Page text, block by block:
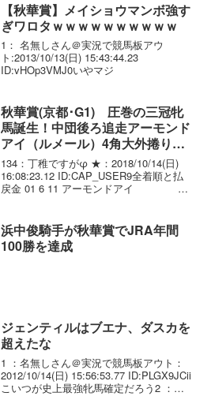
【秋華賞】メイショウマンボ強す
ぎワロタｗｗｗｗｗｗｗｗｗｗ
1： 名無しさん＠実況で競馬板アウ
ト:2013/10/13(日) 15:43:44.23
ID:vHOp3VMJ0いやマジ
秋華賞(京都･G1) 圧巻の三冠牝
馬誕生！中団後ろ追走アーモンド
アイ（ルメール）4角大外捲り直
線楽に差し切って5連勝！
134：丁稚ですがφ ★：2018/10/14(日)
16:08:23.12 ID:CAP_USER9全着順と払
戻金 01 6 11 アーモンドアイ
浜中俊騎手が秋華賞でJRA年間
100勝を達成
ジェンティルはブエナ、ダスカを
超えたな
1 ：名無しさん＠実況で競馬板アウト：
2012/10/14(日) 15:56:53.77 ID:PLGX9JCii
こいつが史上最強牝馬確定だろう2 ：名